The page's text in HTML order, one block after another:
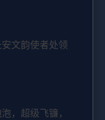
文韵使者处领
，超级飞镰，